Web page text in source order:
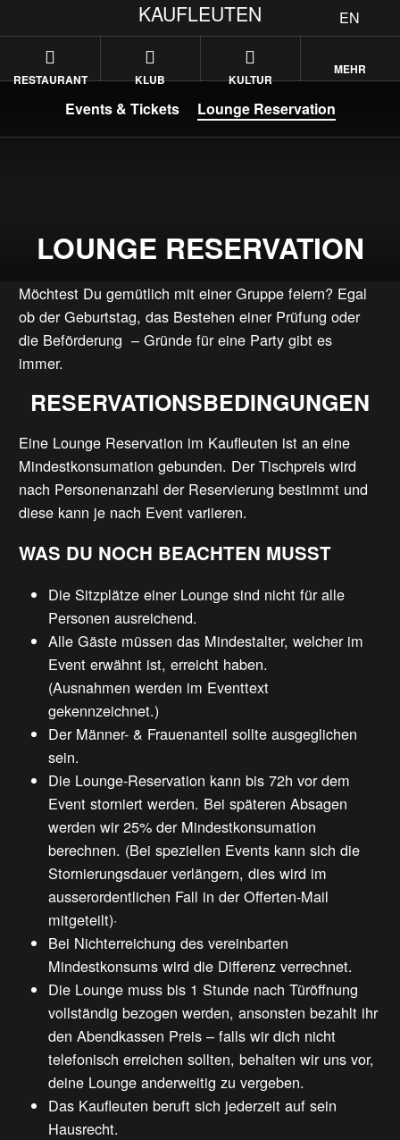
EN
KAUFLEUTEN
RESTAURANT KLUB KULTUR
MEHR
Events & Tickets Lounge Reservation
LOUNGE RESERVATION
Möchtest Du gemütlich mit einer Gruppe feiern? Egal
ob der Geburtstag, das Bestehen einer Prüfung oder
die Beförderung – Gründe für eine Party gibt es
immer.
RESERVATIONSBEDINGUNGEN
Eine Lounge Reservation im Kaufleuten ist an eine
Mindestkonsumation gebunden. Der Tischpreis wird
nach Personenanzahl der Reservierung bestimmt und
diese kann je nach Event variieren.
WAS DU NOCH BEACHTEN MUSST
Die Sitzplätze einer Lounge sind nicht für alle
Personen ausreichend.
Alle Gäste müssen das Mindestalter, welcher im
Event erwähnt ist, erreicht haben.
(Ausnahmen werden im Eventtext
gekennzeichnet.)
Der Männer- & Frauenanteil sollte ausgeglichen
sein.
Die Lounge-Reservation kann bis 72h vor dem
Event storniert werden. Bei späteren Absagen
werden wir 25% der Mindestkonsumation
berechnen. (Bei speziellen Events kann sich die
Stornierungsdauer verlängern, dies wird im
ausserordentlichen Fall in der Offerten-Mail
mitgeteilt)·
Bei Nichterreichung des vereinbarten
Mindestkonsums wird die Differenz verrechnet.
Die Lounge muss bis 1 Stunde nach Türöffnung
vollständig bezogen werden, ansonsten bezahlt ihr
den Abendkassen Preis – falls wir dich nicht
telefonisch erreichen sollten, behalten wir uns vor,
deine Lounge anderweitig zu vergeben.
Das Kaufleuten beruft sich jederzeit auf sein
Hausrecht.